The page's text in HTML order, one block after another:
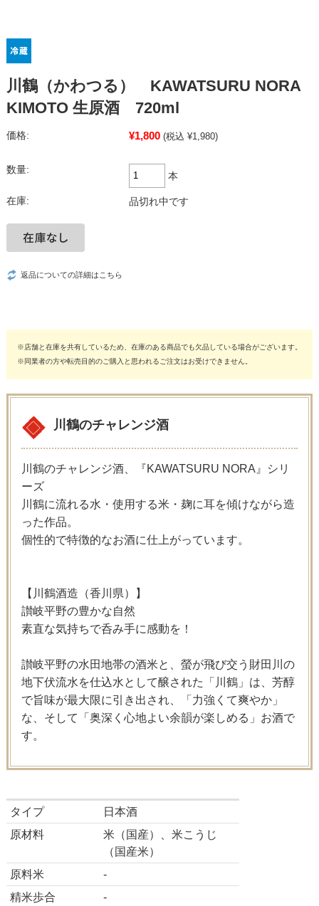
川鶴（かわつる） KAWATSURU NORA
KIMOTO 生原酒 720ml
価格: ¥1,800 (税込 ¥1,980)
数量:
本
在庫: 品切れ中です
返品についての詳細はこちら
※店舗と在庫を共有しているため、在庫のある商品でも欠品している場合がございます。
※同業者の方や転売目的のご購入と思われるご注文はお受けできません。
川鶴のチャレンジ酒
川鶴のチャレンジ酒、『KAWATSURU NORA』シリ
ーズ
川鶴に流れる水・使用する米・麹に耳を傾けながら造
った作品。
個性的で特徴的なお酒に仕上がっています。
【川鶴酒造（香川県）】
讃岐平野の豊かな自然
素直な気持ちで呑み手に感動を！
讃岐平野の水田地帯の酒米と、螢が飛び交う財田川の
地下伏流水を仕込水として醸された「川鶴」は、芳醇
で旨味が最大限に引き出され、「力強くて爽やか」
な、そして「奥深く心地よい余韻が楽しめる」お酒で
す。
タイプ
日本酒
原材料
米（国産）、米こうじ
（国産米）
原料米
-
精米歩合
-